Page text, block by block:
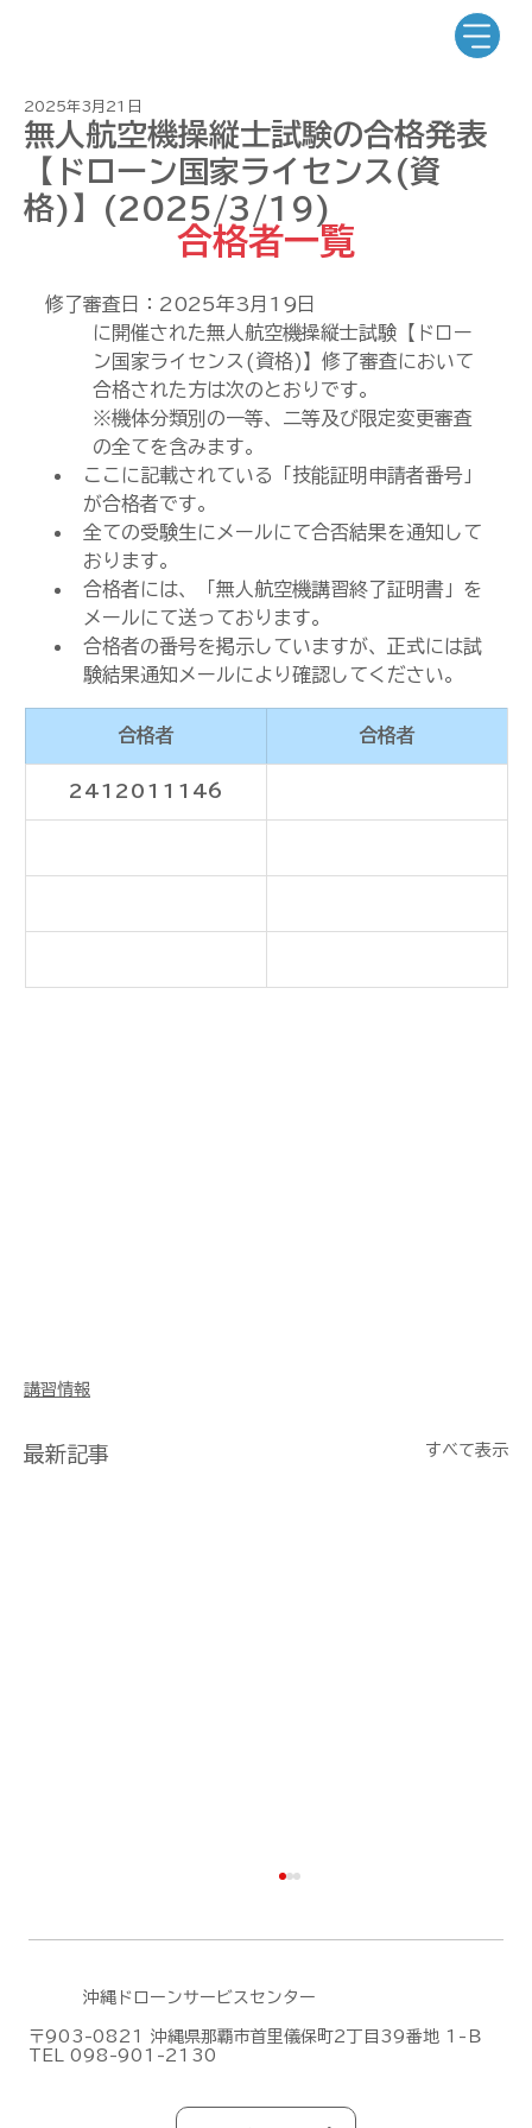
無人航空機操縦士試験の合格発表
【ドローン国家ライセンス(資
格)】(2025/3/19)
2025年3月21日
合格者一覧
修了審査日：2025年3月19日
に開催された無人航空機操縦士試験【ドロー
ン国家ライセンス(資格)】修了審査において
合格された方は次のとおりです。
※機体分類別の一等、二等及び限定変更審査
の全てを含みます。
ここに記載されている「技能証明申請者番号」
が合格者です。
全ての受験生にメールにて合否結果を通知して
おります。
合格者には、「無人航空機講習終了証明書」を
メールにて送っております。
合格者の番号を掲示していますが、正式には試
験結果通知メールにより確認してください。
合格者 合格者
2412011146
講習情報
最新記事 すべて表示
沖縄ドローンサービスセンター
〒903-0821 沖縄県那覇市首里儀保町2丁目39番地 1-Ｂ
TEL 098-901-2130